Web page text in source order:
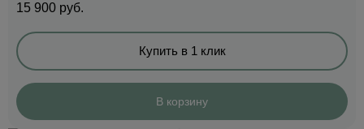
15 900 руб.
Купить в 1 клик
В корзину